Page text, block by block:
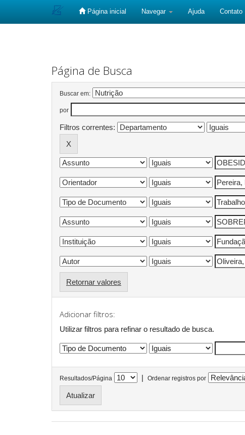
Página inicial Navegar Ajuda Contato
Página de Busca
Buscar em:
por
Filtros correntes:
Retornar valores
Adicionar filtros:
Utilizar filtros para refinar o resultado de busca.
Resultados/Página | Ordenar registros por